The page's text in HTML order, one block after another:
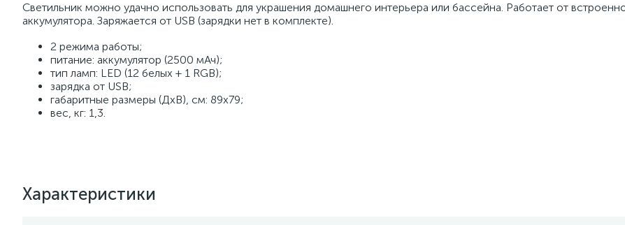
Светильник можно удачно использовать для украшения домашнего интерьера или бассейна. Работает от
аккумулятора. Заряжается от USB (зарядки нет в комплекте).
2 режима работы;
питание: аккумулятор (2500 мАч);
тип ламп: LED (12 белых + 1 RGB);
зарядка от USB;
габаритные размеры (ДхВ), см: 89x79;
вес, кг: 1,3.
Характеристики